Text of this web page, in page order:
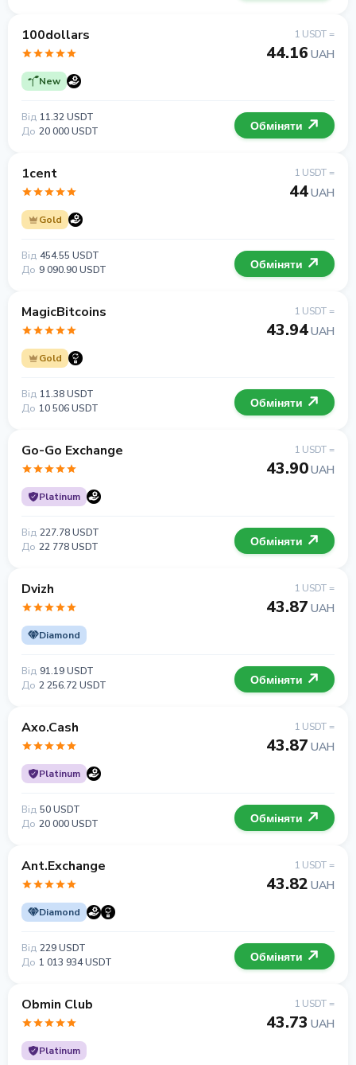
100dollars
New
1 USDT =
44.16 UAH
Від 11.32 USDT
До 20 000 USDT Обміняти
1cent
Gold
1 USDT =
44UAH
Від 454.55 USDT
До 9 090.90 USDT Обміняти
MagicBitcoins
Gold
1 USDT =
43.94UAH
Від 11.38 USDT
До 10 506 USDT Обміняти
Go-Go Exchange
Platinum
1 USDT =
43.90UAH
Від 227.78 USDT
До 22 778 USDT Обміняти
Dvizh
Diamond
1 USDT =
43.87 UAH
Від 91.19 USDT
До 2 256.72 USDT Обміняти
Axo.Cash
Platinum
1 USDT =
43.87 UAH
Від 50 USDT
До 20 000 USDT Обміняти
Ant.Exchange
Diamond
1 USDT =
43.82 UAH
Від 229 USDT
До 1 013 934 USDT Обміняти
Obmin Club
Platinum
1 USDT =
43.73 UAH